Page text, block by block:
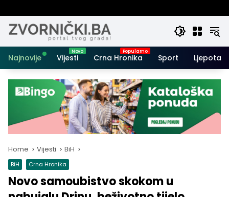
Najnovije Vijesti Crna Hronika Sport Ljepota i
Home Vijesti BiH
BiH Crna Hronika
Novo samoubistvo skokom u